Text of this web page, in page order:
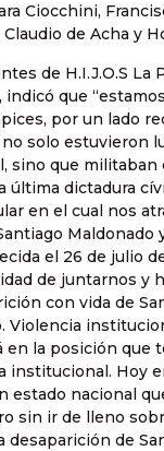
Ciocchini,
de Acha y
de H.I.J.O.S La
que
por un lado
solo estuvieron
sino que militaban
última dictadura
en el cual nos
Maldonado
el 26 de julio
de juntarnos y
con vida de
Violencia
en la posición que
institucional. Hoy
estado nacional
sin ir de lleno
desaparición de